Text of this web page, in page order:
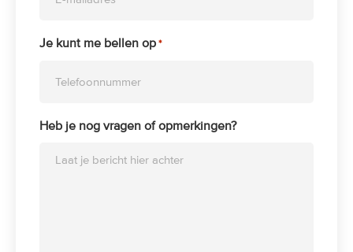
Je kunt me bellen op *
Heb je nog vragen of opmerkingen?